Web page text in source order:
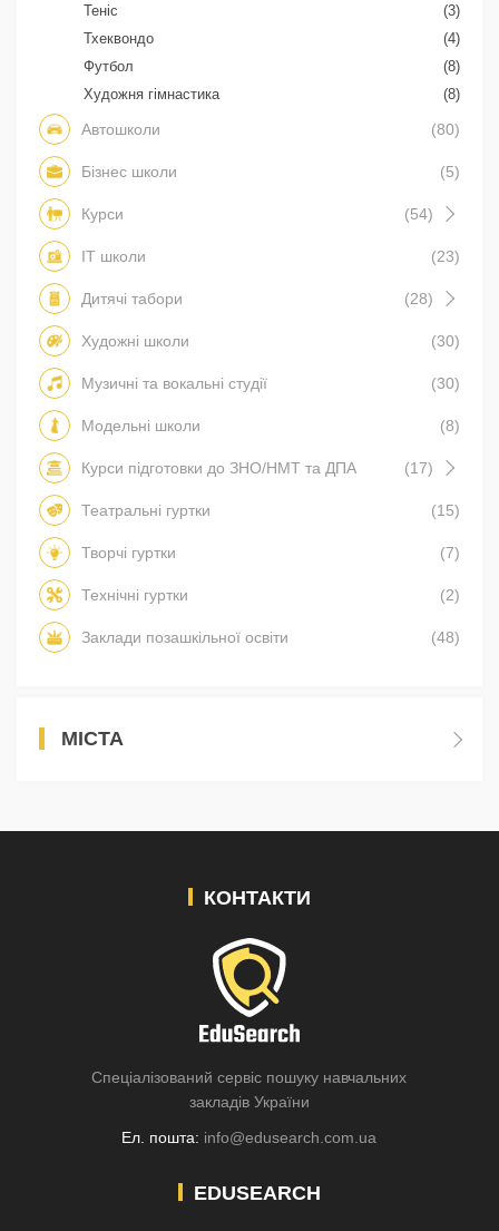
Теніс
(3)
Тхеквондо
(4)
Футбол
(8)
Художня гімнастика
(8)
Автошколи (80)
Бізнес школи (5)
Курси (54)
IT школи (23)
Дитячі табори (28)
Художні школи (30)
Музичні та вокальні студії (30)
Модельні школи (8)
Курси підготовки до ЗНО/НМТ та ДПА (17)
Театральні гуртки (15)
Творчі гуртки (7)
Технічні гуртки (2)
Заклади позашкільної освіти (48)
МІСТА
КОНТАКТИ
Спеціалізований сервіс пошуку навчальних
закладів України
Ел. пошта: info@edusearch.com.ua
EDUSEARCH